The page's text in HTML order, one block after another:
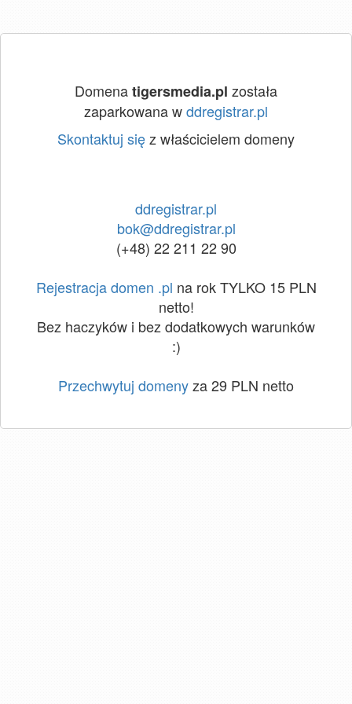
Domenatigersmedia.pl została
zaparkowana wddregistrar.pl
Skontaktuj sięz właścicielem domeny
ddregistrar.pl
bok@ddregistrar.pl
(+48) 22 211 22 90
Rejestracja domen .pl na rok TYLKO 15 PLN
netto!
Bez haczyków i bez dodatkowych warunków
:)
Przechwytuj domenyza 29 PLN netto